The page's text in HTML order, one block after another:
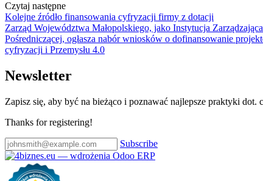
Czytaj następne
Kolejne źródło finansowania cyfryzacji firmy z dotacji
Zarząd Województwa Małopolskiego, jako Instytucja
Pośredniczącej, ogłasza nabór wniosków o dofinansowanie
cyfryzacji i Przemysłu 4.0
Newsletter
Zapisz się, aby być na bieżąco i poznawać najlepsze praktyki
Thanks for registering!
Subscribe